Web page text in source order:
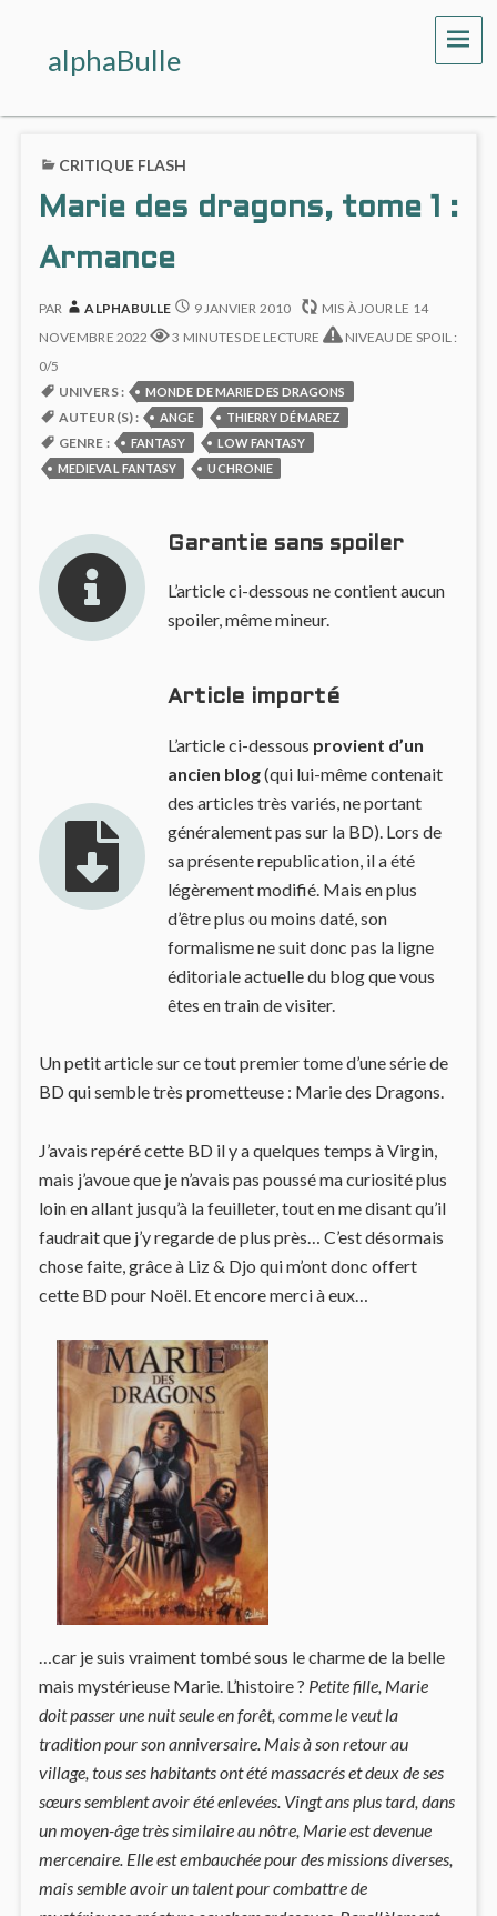
alphaBulle
CRITIQUE FLASH
Marie des dragons, tome 1 :
Armance
PAR ALPHABULLE 9 JANVIER 2010 MIS À JOUR LE 14
NOVEMBRE 2022
3 MINUTES DE LECTURE
NIVEAU DE SPOIL :
0/5
UNIVERS :
MONDE DE MARIE DES DRAGONS
AUTEUR(S) : ANGE THIERRY DÉMAREZ
GENRE : FANTASY
LOW FANTASY
MEDIEVAL FANTASY
UCHRONIE
Garantie sans spoiler
L’article ci-dessous ne contient aucun
spoiler, même mineur.
Article importé
L’article ci-dessous provient d’un
ancien blog(qui lui-même contenait
des articles très variés, ne portant
généralement pas sur la BD). Lors de
sa présente republication, il a été
légèrement modifié. Mais en plus
d’être plus ou moins daté, son
formalisme ne suit donc pas la ligne
éditoriale actuelle du blog que vous
êtes en train de visiter.
Un petit article sur ce tout premier tome d’une série de
BD qui semble très prometteuse : Marie des Dragons.
J’avais repéré cette BD il y a quelques temps à Virgin,
mais j’avoue que je n’avais pas poussé ma curiosité plus
loin en allant jusqu’à la feuilleter, tout en me disant qu’il
faudrait que j’y regarde de plus près… C’est désormais
chose faite, grâce à Liz & Djo qui m’ont donc offert
cette BD pour Noël. Et encore merci à eux…
…car je suis vraiment tombé sous le charme de la belle
mais mystérieuse Marie. L’histoire ? Petite fille, Marie
doit passer une nuit seule en forêt, comme le veut la
tradition pour son anniversaire. Mais à son retour au
village, tous ses habitants ont été massacrés et deux de ses
sœurs semblent avoir été enlevées. Vingt ans plus tard, dans
un moyen-âge très similaire au nôtre, Marie est devenue
mercenaire. Elle est embauchée pour des missions diverses,
mais semble avoir un talent pour combattre de